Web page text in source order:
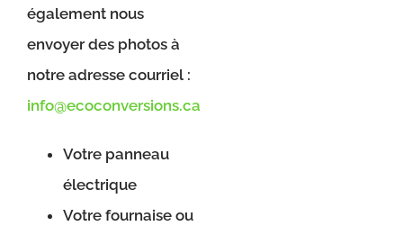
également nous
envoyer des photos à
notre adresse courriel :
info@ecoconversions.ca
Votre panneau
électrique
Votre fournaise ou